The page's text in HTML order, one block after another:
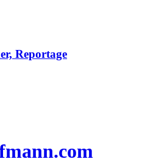
Reportage